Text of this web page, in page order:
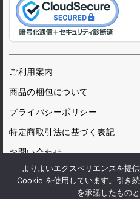
ご利用案内
商品の梱包について
プライバシーポリシー
特定商取引法に基づく表記
お問い合わせ
よりよいエクスペリエンスを提
Cookie を使用しています。引き
を承諾したもの